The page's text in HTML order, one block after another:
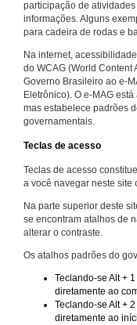
participação de
informações. Alguns
para cadeira de rodas e
Na internet,
do WCAG (World Content
Governo Brasileiro ao e-
Eletrônico). O e-MAG
mas estabelece padrões
governamentais.
Teclas de acesso
Teclas de acesso
a você navegar neste site
Na parte superior deste
se encontram atalhos de
alterar o contraste.
Os atalhos padrões do
Teclando-se Alt +
diretamente ao
Teclando-se Alt +
diretamente ao